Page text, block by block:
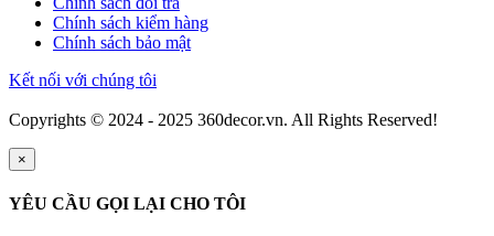
Chính sách kiểm hàng
Chính sách bảo mật
Kết nối với chúng tôi
Copyrights © 2024 - 2025 360decor.vn. All Rights Reserved!
×
YÊU CẦU GỌI LẠI CHO TÔI